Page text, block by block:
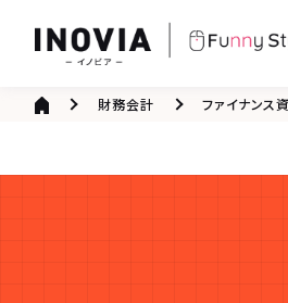
財務会計 ファイナンス